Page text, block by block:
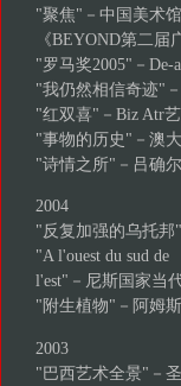
"聚焦"－中国美术
《BEYOND第二
"罗马奖2005"－De-
"我仍然相信奇迹"
"红双喜"－Biz Atr
"事物的历史"－澳
"诗情之所"－吕确
2004
"反复加强的乌托
"A l'ouest du sud de
l'est"－尼斯国家当
"附生植物"－阿姆
2003
"巴西艺术全景"－